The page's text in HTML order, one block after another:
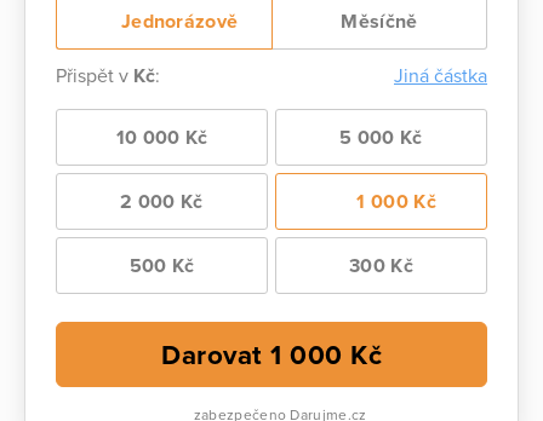
Jednorázově Měsíčně
Přispět v Kč: Jiná částka
10 000 Kč 5 000 Kč
2 000 Kč 1 000 Kč
500 Kč 300 Kč
Darovat 1 000 Kč
zabezpečeno Darujme.cz